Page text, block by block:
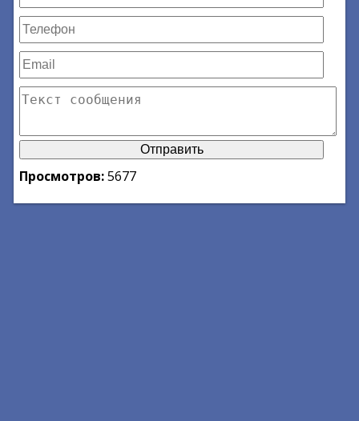
Просмотров:5677